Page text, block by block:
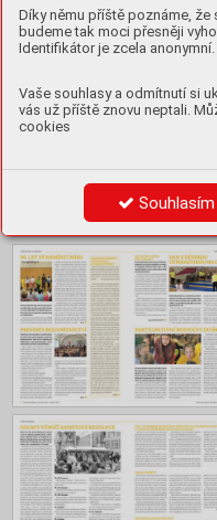
Díky němu příště poznáme, že
budeme tak moci přesněji
Identifikátor je zcela anonymní.
Vaše souhlasy a odmítnutí si
vás už příště znovu neptali.
cookies
Souhlasím
Obsah